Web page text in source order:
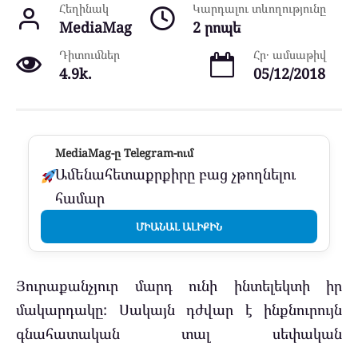
Հեղինակ
MediaMag
Կարդալու տևողությունը
2 րոպե
Դիտումներ
4.9k.
Հր․ ամսաթիվ
05/12/2018
MediaMag-ը Telegram-ում
Ամենահետաքրքիրը բաց չթողնելու
համար
ՄԻԱՆԱԼ ԱԼԻՔԻՆ
Յուրաքանչյուր մարդ ունի ինտելեկտի իր
մակարդակը: Սակայն դժվար է ինքնուրույն
գնահատական տալ սեփական